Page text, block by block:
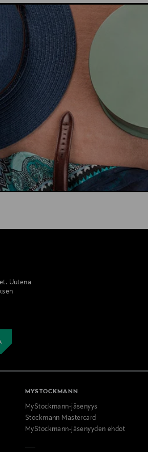
Uutena
MYSTOCKMANN
MyStockmann-jäsenyys
Stockmann Mastercard
MyStockmann-jäsenyyden ehdot